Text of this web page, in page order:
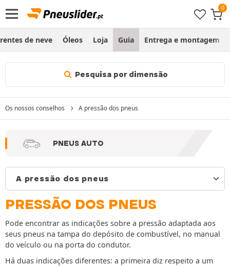
de neve Óleos Loja Guia Entrega e montagem
Pesquisa por dimensão
Os nossos conselhos A pressão dos pneus
PNEUS AUTO
PRESSÃO DOS PNEUS
Pode encontrar as indicações sobre a pressão adaptada aos
seus pneus na tampa do depósito de combustível, no manual
do veículo ou na porta do condutor.
Há duas indicações diferentes: a primeira diz respeito a um